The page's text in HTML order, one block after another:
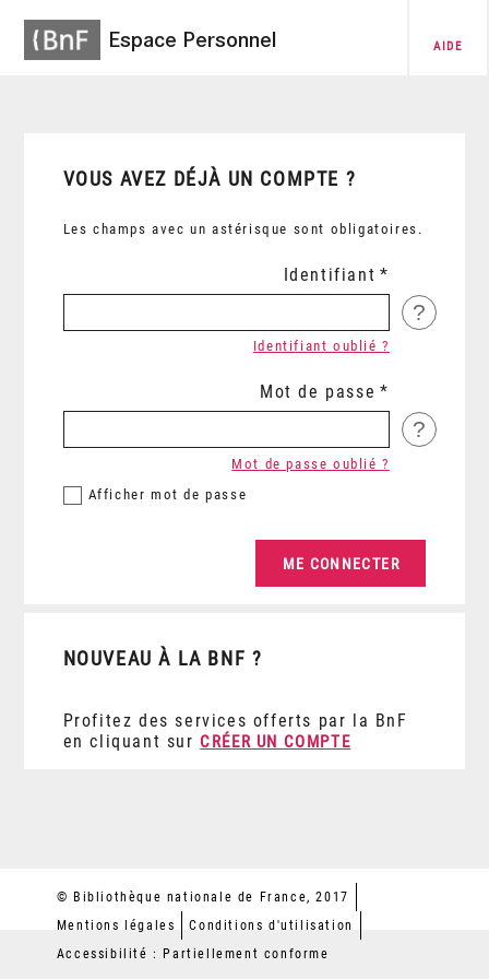
Espace Personnel AIDE
VOUS AVEZ DÉJÀ UN COMPTE ?
Les champs avec un astérisque sont obligatoires.
Identifiant
?
Identifiant oublié ?
Mot de passe
?
Afficher mot de passe
Mot de passe oublié ?
NOUVEAU À LA BNF ?
Profitez des services offerts par la BnF
en cliquant sur CRÉER UN COMPTE
© Bibliothèque nationale de France, 2017
Mentions légales
Conditions d'utilisation
Accessibilité : Partiellement conforme